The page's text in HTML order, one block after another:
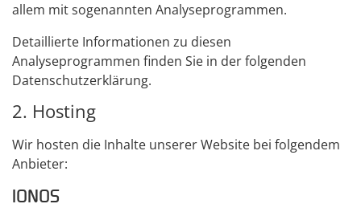
allem mit sogenannten Analyseprogrammen.
Detaillierte Informationen zu diesen
Analyseprogrammen finden Sie in der folgenden
Datenschutzerklärung.
2. Hosting
Wir hosten die Inhalte unserer Website bei folgendem
Anbieter:
IONOS